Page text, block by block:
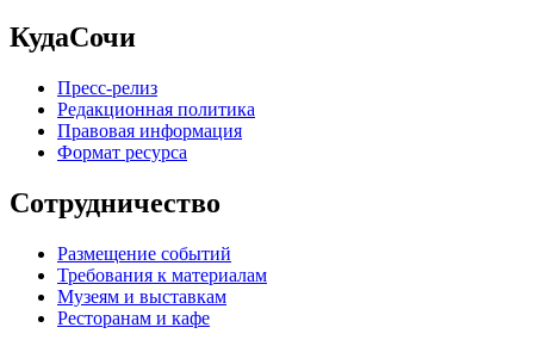
КудаСочи
Пресс-релиз
Редакционная политика
Правовая информация
Формат ресурса
Сотрудничество
Размещение событий
Требования к материалам
Музеям и выставкам
Ресторанам и кафе